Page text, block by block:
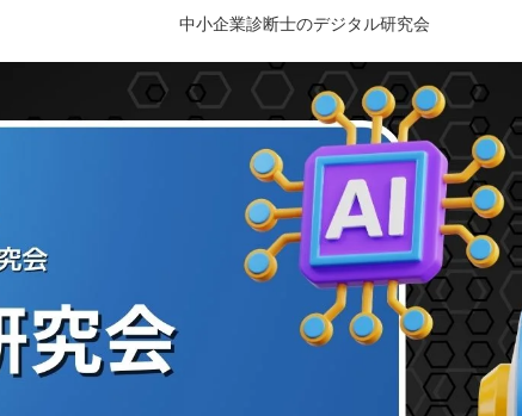
中小企業診断士のデジタル研究会